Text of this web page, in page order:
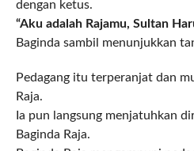
dengan ketus.
“Aku adalah Rajamu, Sultan
Baginda sambil menunjukkan
Pedagang itu terperanjat dan
Raja.
Ia pun langsung menjatuhkan
Baginda Raja.